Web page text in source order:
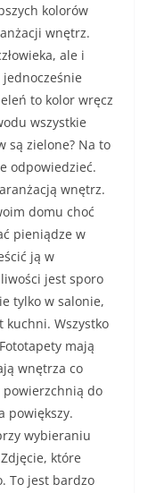
kolorów
wnętrz.
ale i
to kolor wręcz
wszystkie
są zielone? Na to
odpowiedzieć.
wnętrz.
domu choć
pieniądze w
ją w
jest sporo
tylko w salonie,
kuchni. Wszystko
mają
wnętrza co
powierzchnią do
powiększy.
wybieraniu
które
To jest bardzo